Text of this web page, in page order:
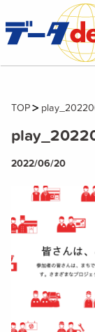
TOP
2022/06/20